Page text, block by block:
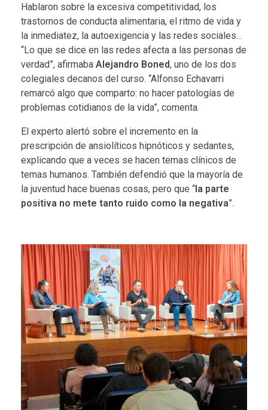
Hablaron sobre la excesiva competitividad, los
trastornos de conducta alimentaria, el ritmo de vida y
la inmediatez, la autoexigencia y las redes sociales…
“Lo que se dice en las redes afecta a las personas de
verdad”, afirmaba Alejandro Boned, uno de los dos
colegiales decanos del curso. “Alfonso Echavarri
remarcó algo que comparto: no hacer patologías de
problemas cotidianos de la vida”, comenta.
El experto alertó sobre el incremento en la
prescripción de ansiolíticos hipnóticos y sedantes,
explicando que a veces se hacen temas clínicos de
temas humanos. También defendió que la mayoría de
la juventud hace buenas cosas, pero que “la parte
positiva no mete tanto ruido como la negativa”.